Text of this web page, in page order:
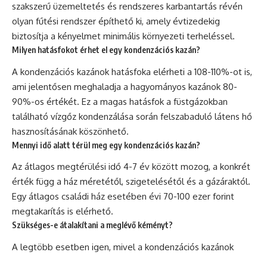
szakszerű üzemeltetés és rendszeres karbantartás révén
olyan fűtési rendszer építhető ki, amely évtizedekig
biztosítja a kényelmet minimális környezeti terheléssel.
Milyen hatásfokot érhet el egy kondenzációs kazán?
A kondenzációs kazánok hatásfoka elérheti a 108-110%-ot is,
ami jelentősen meghaladja a hagyományos kazánok 80-
90%-os értékét. Ez a magas hatásfok a füstgázokban
található vízgőz kondenzálása során felszabaduló látens hő
hasznosításának köszönhető.
Mennyi idő alatt térül meg egy kondenzációs kazán?
Az átlagos megtérülési idő 4-7 év között mozog, a konkrét
érték függ a ház méretétől, szigetelésétől és a gázáraktól.
Egy átlagos családi ház esetében évi 70-100 ezer forint
megtakarítás is elérhető.
Szükséges-e átalakítani a meglévő kéményt?
A legtöbb esetben igen, mivel a kondenzációs kazánok